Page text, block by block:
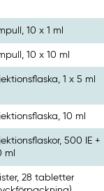
10 x 1 ml
10 x 10 ml
1 x 5 ml
10 ml
500 IE +
ml
28 tabletter